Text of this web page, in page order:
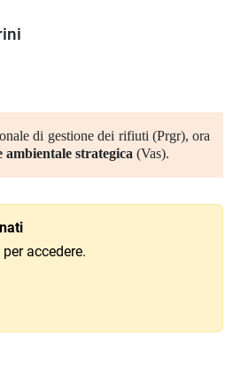
di gestione dei rifiuti (Prgr), ora
ambientale strategica (Vas).
per accedere.